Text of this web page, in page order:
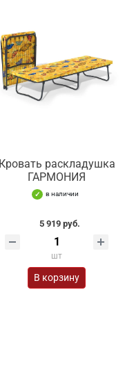
Кровать раскладушка
ГАРМОНИЯ
в наличии
5 919 руб.
шт
В корзину